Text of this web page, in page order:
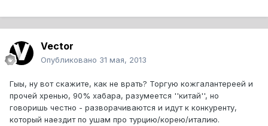
Vector
Опубликовано 31 мая, 2013
Гыы, ну вот скажите, как не врать? Торгую кожгалантереей и
прочей хренью, 90% хабара, разумеется ''китай'', но
говоришь честно - разворачиваются и идут к конкуренту,
который наездит по ушам про турцию/корею/италию.